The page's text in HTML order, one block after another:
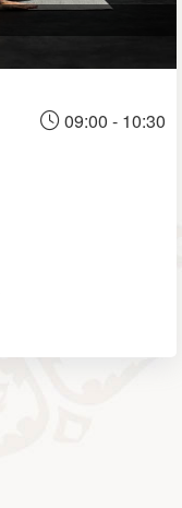
09:00 - 10:30